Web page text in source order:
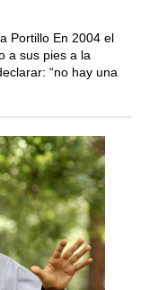
Portillo En 2004 el
a sus pies a la
“no hay una